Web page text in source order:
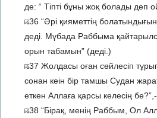
де: “ Тіпті бұны жоқ болады деп
36 “Әрі қияметтің
деді. Мүбада Раббыма
орын табамын” (деді.)
37 Жолдасы оған сөйлесіп
сонан кеін бір тамшы Судан
еткен Аллаға қарсы келесің
38 “Бірақ, менің Раббым, Ол